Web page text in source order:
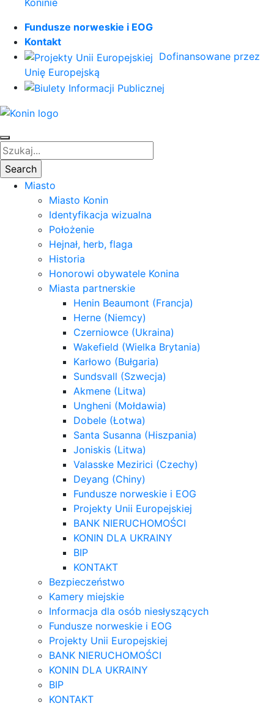
Fundusze norweskie i EOG
Kontakt
Dofinansowane przez
Unię Europejską
Miasto
Miasto Konin
Identyfikacja wizualna
Położenie
Hejnał, herb, flaga
Historia
Honorowi obywatele Konina
Miasta partnerskie
Henin Beaumont (Francja)
Herne (Niemcy)
Czerniowce (Ukraina)
Wakefield (Wielka Brytania)
Karłowo (Bułgaria)
Sundsvall (Szwecja)
Akmene (Litwa)
Ungheni (Mołdawia)
Dobele (Łotwa)
Santa Susanna (Hiszpania)
Joniskis (Litwa)
Valasske Mezirici (Czechy)
Deyang (Chiny)
Fundusze norweskie i EOG
Projekty Unii Europejskiej
BANK NIERUCHOMOŚCI
KONIN DLA UKRAINY
BIP
KONTAKT
Bezpieczeństwo
Kamery miejskie
Informacja dla osób niesłyszących
Fundusze norweskie i EOG
Projekty Unii Europejskiej
BANK NIERUCHOMOŚCI
KONIN DLA UKRAINY
BIP
KONTAKT